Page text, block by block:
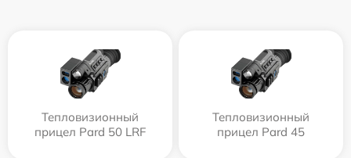
Тепловизионный
прицел Pard 50 LRF
Тепловизионный
прицел Pard 45